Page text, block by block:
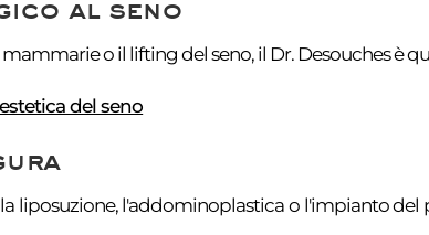
al seno
o il lifting del seno, il Dr. Desouches è
del seno
liposuzione, l'addominoplastica o l'impianto